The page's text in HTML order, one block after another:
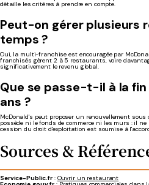
détaille les critères à prendre en compte.
Peut-on gérer plusieurs
temps ?
Oui, la multi-franchise est encouragée par
franchisés gèrent 2 à 5 restaurants, voire
significativement le revenu global.
Que se passe-t-il à la
ans ?
McDonald's peut proposer un renouvellement
possède ni le fonds de commerce ni les murs : il
cession du droit d'exploitation est soumise à
Sources &
Service-Public.fr: Ouvrir un restaurant